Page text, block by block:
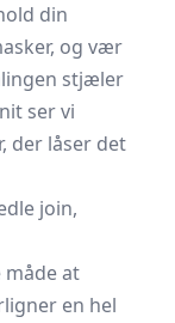
din
og vær
stjæler
ser vi
der låser det
join,
måde at
en hel